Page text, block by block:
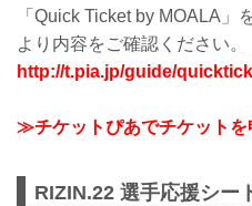
「Quick Ticket by MOALA
より内容をご確認ください。
http://t.pia.jp/guide/
≫チケットぴあでチケットを
RIZIN.22 選手応援シー